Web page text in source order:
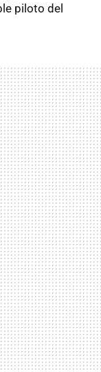
piloto del